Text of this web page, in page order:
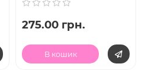
275.00 грн.
В кошик